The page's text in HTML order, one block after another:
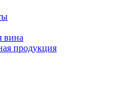
вина
продукция